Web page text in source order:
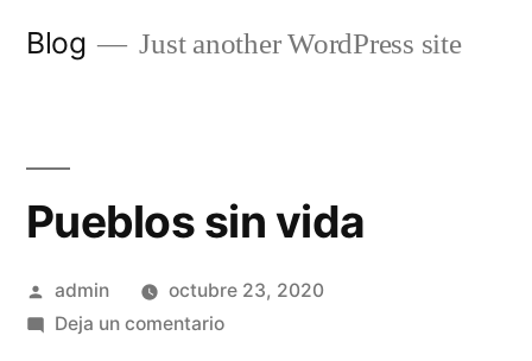
Blog Just another WordPress site
Pueblos sin vida
Publicado
por
admin
octubre 23, 2020
Deja un comentarioen